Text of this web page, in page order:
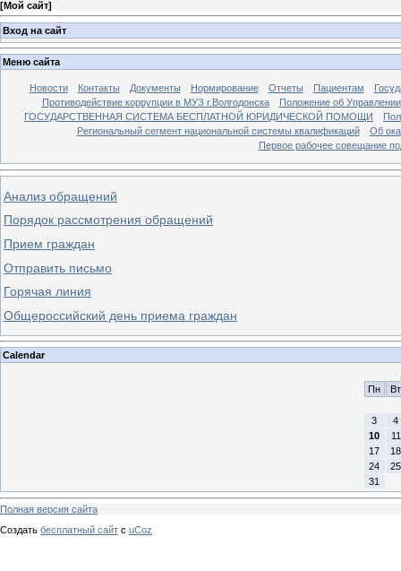
[Мой сайт]
Вход на сайт
Меню сайта
Новости Контакты Документы Нормирование Отчеты Пациентам
Противодействие коррупции в МУЗ г.Волгодонска
Положение об Управлении
ГОСУДАРСТВЕННАЯ СИСТЕМА БЕСПЛАТНОЙ ЮРИДИЧЕСКОЙ ПОМОЩИ
Региональный сегмент национальной системы квалификаций
Об
Первое рабочее совещание
Анализ обращений
Порядок рассмотрения обращений
Прием граждан
Отправить письмо
Горячая линия
Общероссийский день приема граждан
Calendar
Пн
Вт
3
4
10
11
17
18
24
25
31
Полная версия сайта
Создать бесплатный сайт с uCoz